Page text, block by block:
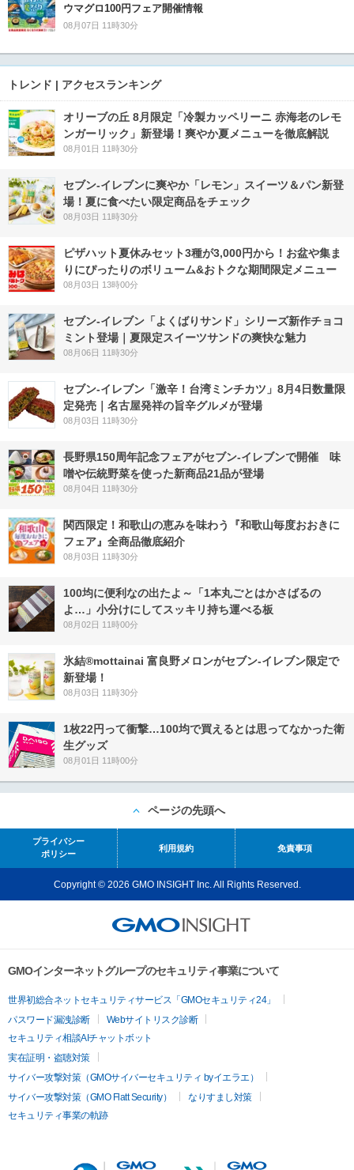
ウマグロ100円フェア開催情報
08月07日 11時30分
トレンド | アクセスランキング
オリーブの丘 8月限定「冷製カッペリーニ 赤海老のレモ
ンガーリック」新登場！爽やか夏メニューを徹底解説
08月01日 11時30分
セブン‐イレブンに爽やか「レモン」スイーツ＆パン新登
場！夏に食べたい限定商品をチェック
08月03日 11時30分
ピザハット夏休みセット3種が3,000円から！お盆や集ま
りにぴったりのボリューム&おトクな期間限定メニュー
08月03日 13時00分
セブン‐イレブン「よくばりサンド」シリーズ新作チョコ
ミント登場｜夏限定スイーツサンドの爽快な魅力
08月06日 11時30分
セブン-イレブン「激辛！台湾ミンチカツ」8月4日数量限
定発売｜名古屋発祥の旨辛グルメが登場
08月03日 11時30分
長野県150周年記念フェアがセブン-イレブンで開催 味
噌や伝統野菜を使った新商品21品が登場
08月04日 11時30分
関西限定！和歌山の恵みを味わう『和歌山毎度おおきに
フェア』全商品徹底紹介
08月03日 11時30分
100均に便利なの出たよ～「1本丸ごとはかさばるの
よ…」小分けにしてスッキリ持ち運べる板
08月02日 11時00分
氷結®mottainai 富良野メロンがセブン‐イレブン限定で
新登場！
08月03日 11時30分
1枚22円って衝撃…100均で買えるとは思ってなかった衛
生グッズ
08月01日 11時00分
ページの先頭へ
プライバシー
ポリシー
利用規約 免責事項
Copyright © 2026 GMO INSIGHT Inc. All Rights Reserved.
GMOインターネットグループのセキュリティ事業について
世界初総合ネットセキュリティサービス「GMOセキュリティ24」
パスワード漏洩診断
Webサイトリスク診断
セキュリティ相談AIチャットボット
実在証明・盗聴対策
サイバー攻撃対策（GMOサイバーセキュリティ byイエラエ）
サイバー攻撃対策（GMO Flatt Security）
なりすまし対策
セキュリティ事業の軌跡